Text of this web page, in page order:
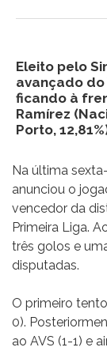
Eleito pelo
avançado do
ficando à
Ramírez
Porto,
Na última
anunciou o
vencedor da
Primeira Liga.
três golos e
disputadas.
O primeiro
0).
ao AVS (1-1) e